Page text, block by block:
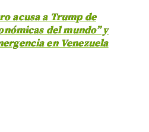
acusa a Trump de
del mundo” y
en Venezuela